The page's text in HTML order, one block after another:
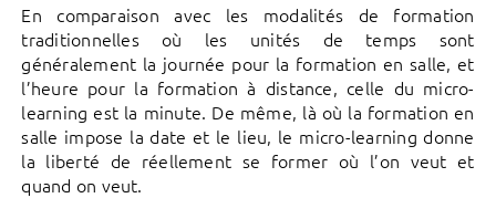
En comparaison avec les modalités de formation
traditionnelles où les unités de temps sont
généralement la journée pour la formation en salle, et
l’heure pour la formation à distance, celle du micro-
learning est la minute. De même, là où la formation en
salle impose la date et le lieu, le micro-learning donne
la liberté de réellement se former où l’on veut et
quand on veut.